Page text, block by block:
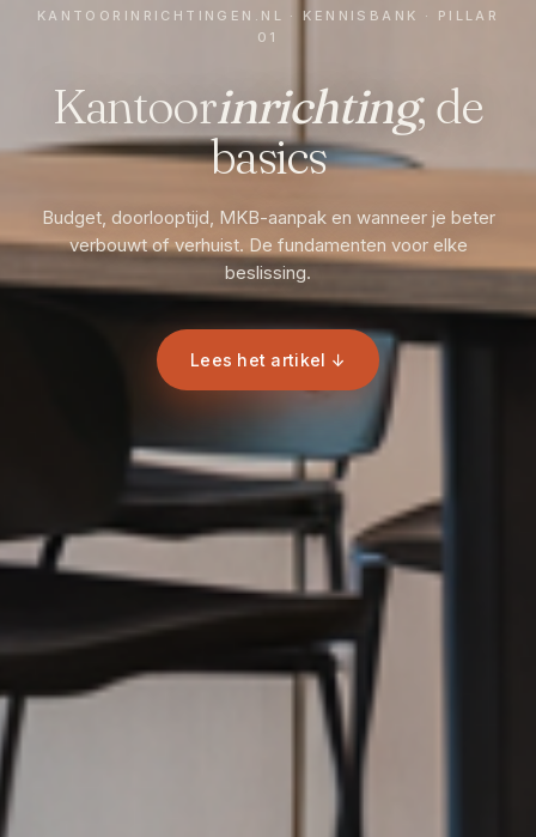
KANTOORINRICHTINGEN.NL · KENNISBANK · PILLAR
01
Kantoorinrichting, de
basics
Budget, doorlooptijd, MKB-aanpak en wanneer je beter
verbouwt of verhuist. De fundamenten voor elke
beslissing.
Lees het artikel ↓